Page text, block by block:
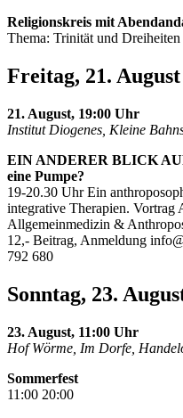
Religionskreis mit
Thema: Trinität und Dreiheiten
Freitag, 21. August
21. August, 19:00 Uhr
Institut Diogenes, Kleine
EIN ANDERER BLICK
eine Pumpe?
19-20.30 Uhr Ein
integrative Therapien. Vortrag
Allgemeinmedizin &
12,- Beitrag, Anmeldung
792 680
Sonntag, 23.
23. August, 11:00 Uhr
Hof Wörme, Im Dorfe,
Sommerfest
11:00 20:00